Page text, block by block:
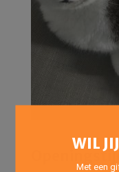
WIL
Met een